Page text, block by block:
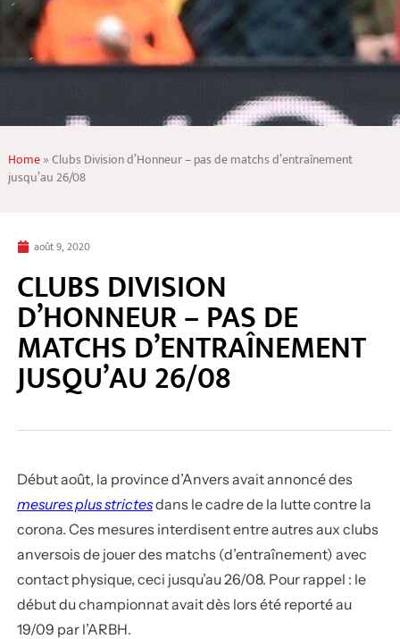
Home»Clubs Division d’Honneur – pas de matchs d’entraînement
jusqu’au 26/08
août 9, 2020
CLUBS DIVISION
D’HONNEUR – PAS DE
MATCHS D’ENTRAÎNEMENT
JUSQU’AU 26/08
Début août, la province d’Anvers avait annoncé des
mesures plus strictesdans le cadre de la lutte contre la
corona. Ces mesures interdisent entre autres aux clubs
anversois de jouer des matchs (d’entraînement) avec
contact physique, ceci jusqu’au 26/08. Pour rappel : le
début du championnat avait dès lors été reporté au
19/09 par l’ARBH.